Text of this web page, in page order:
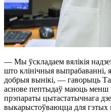
— Мы ўскладаем вялікія
што клінічныя выпрабаванні,
добрыя вынікі, — гаворыць
аснове пептыдаў маюць менш
прэпараты цытастатычнага
выкарыстоўваюцца для гэтых